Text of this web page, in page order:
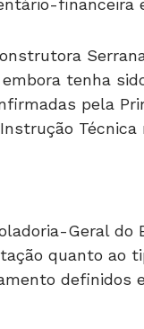
financeira
tenha
pela
Técnica
Geral do
quanto ao
definidos